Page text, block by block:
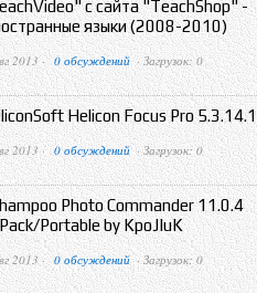
с сайта "TeachShop" -
языки (2008-2010)
2013 · 0 обсуждений · Загрузок: 0
Helicon Focus Pro 5.3.14.1
2013 · 0 обсуждений · Загрузок: 0
Photo Commander 11.0.4
Portable by KpoJIuK
2013 · 0 обсуждений · Загрузок: 0